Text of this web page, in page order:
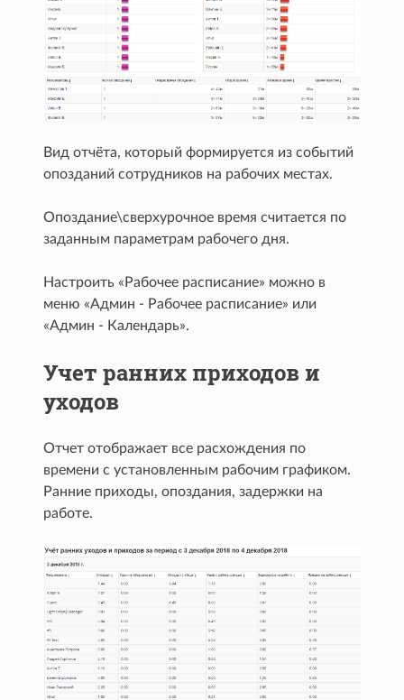
Вид отчёта, который формируется из событий
опозданий сотрудников на рабочих местах.
Опоздание\сверхурочное время считается по
заданным параметрам рабочего дня.
Настроить «Рабочее расписание» можно в
меню «Админ - Рабочее расписание» или
«Админ - Календарь».
Учет ранних приходов и
уходов
Отчет отображает все расхождения по
времени с установленным рабочим графиком.
Ранние приходы, опоздания, задержки на
работе.